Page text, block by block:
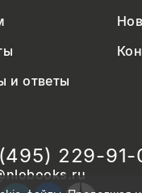
и ответы
229-91-